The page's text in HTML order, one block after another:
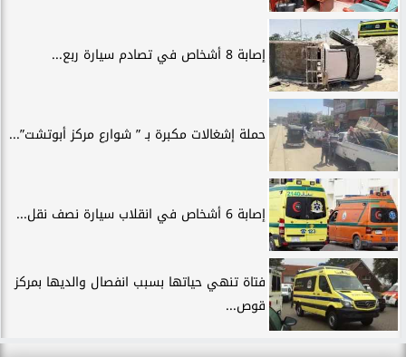
إصابة 8 أشخاص في تصادم سيارة ربع...
حملة إشغالات مكبرة بـ ” شوارع مركز أبوتشت”...
إصابة 6 أشخاص في انقلاب سيارة نصف نقل...
فتاة تنهي حياتها بسبب انفصال والديها بمركز
قوص...